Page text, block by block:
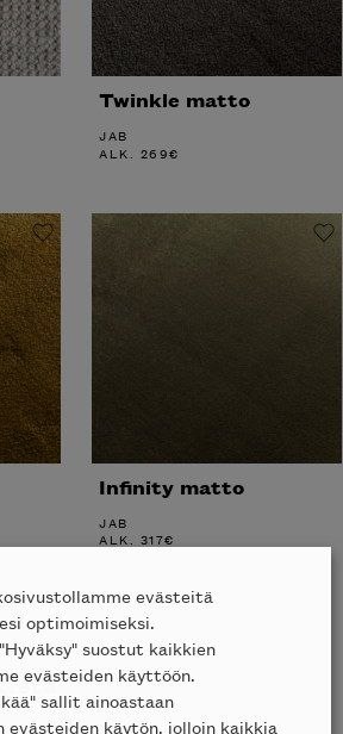
Twinkle matto
JAB
ALK. 269€
Infinity matto
JAB
ALK. 317€
evästeitä
optimoimiseksi.
suostut kaikkien
evästeiden käyttöön.
sallit ainoastaan
käytön, jolloin kaikkia